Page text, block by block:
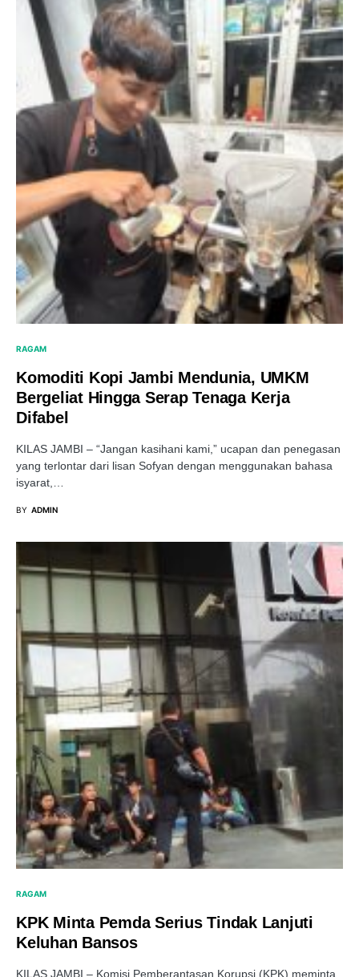
RAGAM
Komoditi Kopi Jambi Mendunia, UMKM
Bergeliat Hingga Serap Tenaga Kerja
Difabel
KILAS JAMBI – “Jangan kasihani kami,” ucapan dan penegasan
yang terlontar dari lisan Sofyan dengan menggunakan bahasa
isyarat,…
BY ADMIN
RAGAM
KPK Minta Pemda Serius Tindak Lanjuti
Keluhan Bansos
KILAS JAMBI – Komisi Pemberantasan Korupsi (KPK) meminta